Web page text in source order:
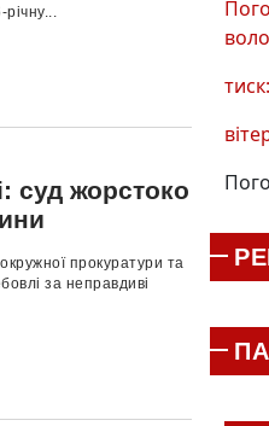
суд жорстоко
прокуратури та
за неправдиві
тиск: